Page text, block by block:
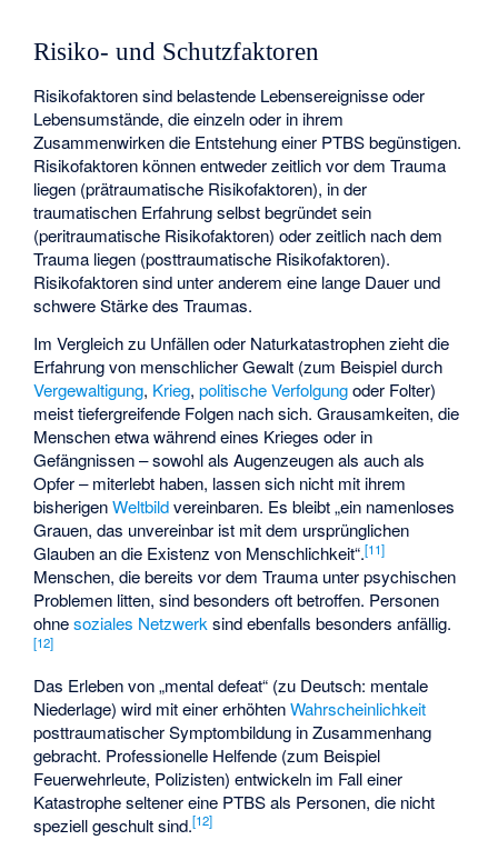
Risiko- und Schutzfaktoren
Risikofaktoren sind belastende Lebensereignisse oder
Lebensumstände, die einzeln oder in ihrem
Zusammenwirken die Entstehung einer PTBS begünstigen.
Risikofaktoren können entweder zeitlich vor dem Trauma
liegen (prätraumatische Risikofaktoren), in der
traumatischen Erfahrung selbst begründet sein
(peritraumatische Risikofaktoren) oder zeitlich nach dem
Trauma liegen (posttraumatische Risikofaktoren).
Risikofaktoren sind unter anderem eine lange Dauer und
schwere Stärke des Traumas.
Im Vergleich zu Unfällen oder Naturkatastrophen zieht die
Erfahrung von menschlicher Gewalt (zum Beispiel durch
Vergewaltigung, Krieg,politische Verfolgungoder Folter)
meist tiefergreifende Folgen nach sich. Grausamkeiten, die
Menschen etwa während eines Krieges oder in
Gefängnissen – sowohl als Augenzeugen als auch als
Opfer – miterlebt haben, lassen sich nicht mit ihrem
bisherigenWeltbildvereinbaren. Es bleibt „ein namenloses
Grauen, das unvereinbar ist mit dem ursprünglichen
Glauben an die Existenz von Menschlichkeit“.[11]
Menschen, die bereits vor dem Trauma unter psychischen
Problemen litten, sind besonders oft betroffen. Personen
ohnesoziales Netzwerksind ebenfalls besonders anfällig.
[12]
Das Erleben von „mental defeat“ (zu Deutsch: mentale
Niederlage) wird mit einer erhöhtenWahrscheinlichkeit
posttraumatischer Symptombildung in Zusammenhang
gebracht. Professionelle Helfende (zum Beispiel
Feuerwehrleute, Polizisten) entwickeln im Fall einer
Katastrophe seltener eine PTBS als Personen, die nicht
speziell geschult sind.[12]